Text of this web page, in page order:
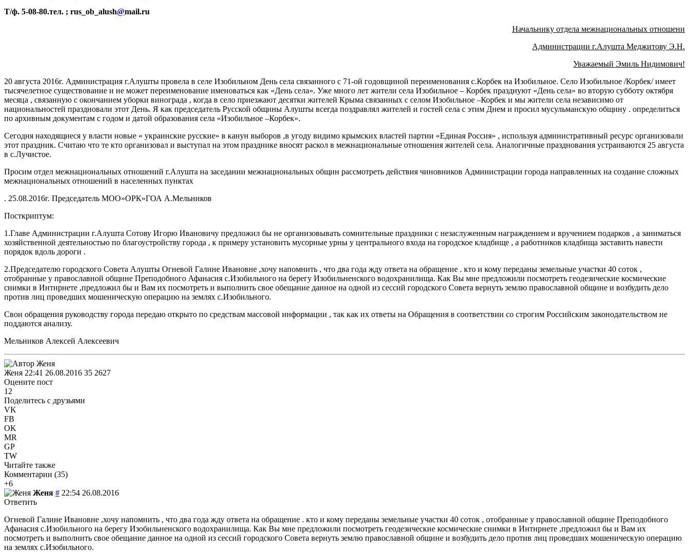
Т/ф. 5-08-80.тел. ; rus ob alush@mail.ru
Начальнику отдела межнациональных отношени
Администрации г.Алушта Меджитову Э.Н.
Уважаемый Эмиль Нидимович!
20 августа 2016г. Администрация г.Алушты провела в селе Изобильном День села связанного с 71-ой годовщиной переименования с.Корбек на Изобильное. Село Изобильное /Корбек/ имеет
тысячелетное существование и не может переименование именоваться как «День села». Уже много лет жители села Изобильное – Корбек празднуют «День села» во вторую субботу октября
месяца , связанную с окончанием уборки винограда , когда в село приезжают десятки жителей Крыма связанных с селом Изобильное –Корбек и мы жители села независимо от
национальностей праздновали этот День. Я как председатель Русской общины Алушты всегда поздравлял жителей и гостей села с этим Днем и просил мусульманскую общину . определиться
по архивным документам с годом и датой образования села «Изобильное –Корбек».
Сегодня находящиеся у власти новые « украинские русские» в канун выборов ,в угоду видимо крымских властей партии «Единая Россия» , используя административный ресурс организовали
этот праздник. Считаю что те кто организовал и выступал на этом празднике вносят раскол в межнациональные отношения жителей села. Аналогичные празднования устраиваются 25 августа
в с.Лучистое.
Просим отдел межнациональных отношений г.Алушта на заседании межнациональных общин рассмотреть действия чиновников Администрации города направленных на создание сложных
межнациональных отношений в населенных пунктах
. 25.08.2016г. Председатель МОО»ОРК»ГОА А.Мельников
Посткриптум:
1.Главе Администрации г.Алушта Сотову Игорю Ивановичу предложил бы не организовывать сомнительные праздники с незаслуженным награждением и вручением подарков , а заниматься
хозяйственной деятельностью по благоустройству города , к примеру установить мусорные урны у центрального входа на городское кладбище , а работников кладбища заставить навести
порядок вдоль дороги .
2.Председателю городского Совета Алушты Огневой Галине Ивановне ,хочу напомнить , что два года жду ответа на обращение . кто и кому переданы земельные участки 40 соток ,
отобранные у православной общине Преподобного Афанасия с.Изобильного на берегу Изобильненского водохранилища. Как Вы мне предложили посмотреть геодезические космические
снимки в Интнрнете ,предложил бы и Вам их посмотреть и выполнить свое обещание данное на одной из сессий городского Совета вернуть землю православной общине и возбудить дело
против лиц проведших мошеническую операцию на землях с.Изобильного.
Свои обращения руководству города передаю открыто по средствам массовой информации , так как их ответы на Обращения в соответствии со строгим Российским законодательством не
поддаются анализу.
Мельников Алексей Алексеевич
Женя 22:41 26.08.2016 35 2627
Оцените пост
12
Поделитесь с друзьями
VK
FB
OK
MR
GP
TW
Читайте также
Комментарии (35)
+6
Женя # 22:54 26.08.2016
Ответить
Огневой Галине Ивановне ,хочу напомнить , что два года жду ответа на обращение . кто и кому переданы земельные участки 40 соток , отобранные у православной общине Преподобного
Афанасия с.Изобильного на берегу Изобильненского водохранилища. Как Вы мне предложили посмотреть геодезические космические снимки в Интнрнете ,предложил бы и Вам их
посмотреть и выполнить свое обещание данное на одной из сессий городского Совета вернуть землю православной общине и возбудить дело против лиц проведших мошеническую операцию
на землях с.Изобильного.